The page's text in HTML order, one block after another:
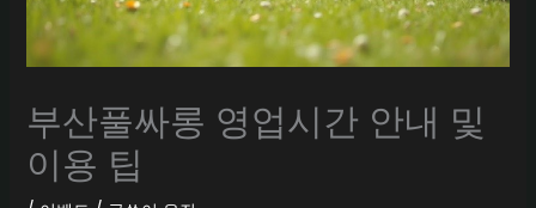
부산풀싸롱 영업시간 안내 및
이용 팁